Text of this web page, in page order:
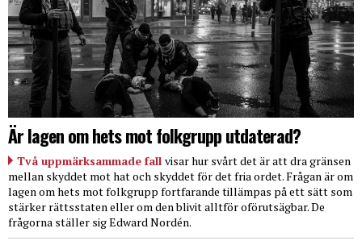
Är lagen om hets mot folkgrupp utdaterad?
Två uppmärksammade fall visar hur svårt det är att dra gränsen
mellan skyddet mot hat och skyddet för det fria ordet. Frågan är om
lagen om hets mot folkgrupp fortfarande tillämpas på ett sätt som
stärker rättsstaten eller om den blivit alltför oförutsägbar. De
frågorna ställer sig Edward Nordén.